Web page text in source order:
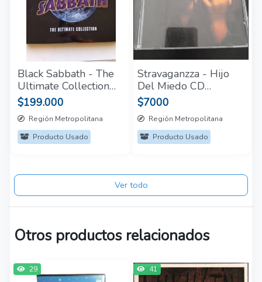
Black Sabbath - The
Ultimate Collection
(Box Set 4 LP)
$199.000
Región Metropolitana
Producto Usado
Stravaganzza - Hijo
Del Miedo CD
Europeo
$7000
Región Metropolitana
Producto Usado
Ver todo
Otros productos relacionados
29 41